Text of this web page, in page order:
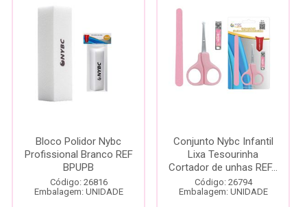
Bloco Polidor Nybc
Profissional Branco REF
BPUPB
Código: 26816
Embalagem: UNIDADE
Conjunto Nybc Infantil
Lixa Tesourinha
Cortador de unhas REF...
Código: 26794
Embalagem: UNIDADE